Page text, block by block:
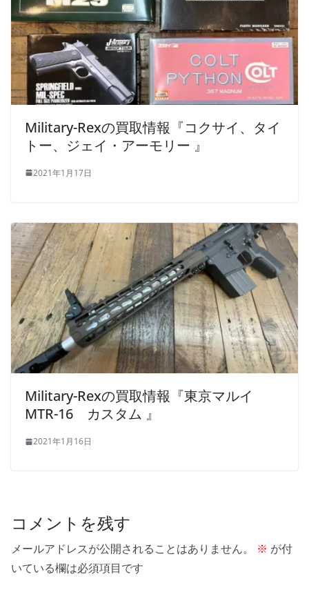
Military-Rexの買取情報『コクサイ、タイ
トー、ジェイ・アーモリー 』
2021年1月17日
Military-Rexの買取情報『東京マルイ
MTR-16 カスタム 』
2021年1月16日
コメントを残す
メールアドレスが公開されることはありません。 ※ が付
いている欄は必須項目です